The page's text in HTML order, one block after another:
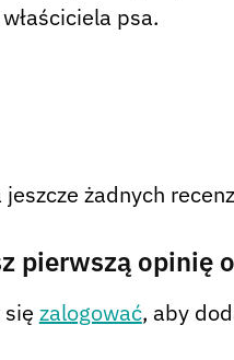
psa.
jeszcze żadnych
pierwszą opinię
się zalogować, aby